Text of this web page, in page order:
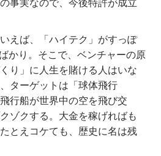
事実なので、今後特許が成立
えば、「ハイテク」がすっぽ
かり。そこで、ベンチャーの原
り」に人生を賭ける人はいな
ターゲットは「球体飛行
行船が世界中の空を飛び交
ゾクする。大金を稼げればも
とえコケても、歴史に名は残